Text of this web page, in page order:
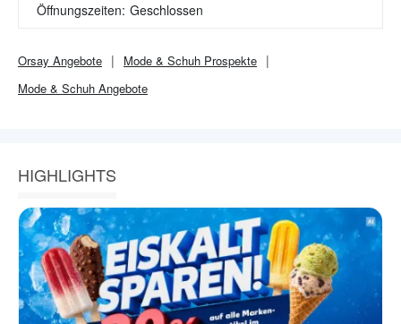
Öffnungszeiten: Geschlossen
Orsay Angebote Mode & Schuh Prospekte
Mode & Schuh Angebote
HIGHLIGHTS